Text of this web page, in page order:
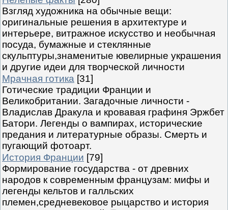
Взгляд художника на обычные вещи:
оригинальные решения в архитектуре и
интерьере, витражное искусство и необычная
посуда, бумажные и стеклянные
скульптуры,знаменитые ювелирные украшения
и другие идеи для творческой личности
Мрачная готика [31]
Готические традиции Франции и
Великобритании. Загадочные личности -
Владислав Дракула и кровавая графиня Эржбет
Батори. Легенды о вампирах, исторические
предания и литературные образы. Смерть и
пугающий фотоарт.
История Франции [79]
Формирование государства - от древних
народов к современным французам: мифы и
легенды кельтов и галльских
племен,средневековое рыцарство и история